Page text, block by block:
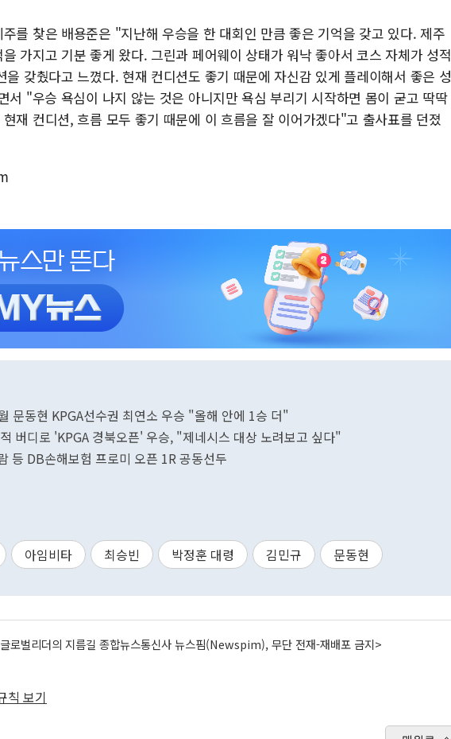
를 찾은 배용준은 "지난해 우승을 한 대회인 만큼 좋은 기억을 갖고 있다. 제주
가지고 기분 좋게 왔다. 그린과 페어웨이 상태가 워낙 좋아서 코스 자체가 성적
을 갖췄다고 느꼈다. 현재 컨디션도 좋기 때문에 자신감 있게 플레이해서 좋은 성
서 "우승 욕심이 나지 않는 것은 아니지만 욕심 부리기 시작하면 몸이 굳고 딱딱
재 컨디션, 흐름 모두 좋기 때문에 이 흐름을 잘 이어가겠다"고 출사표를 던졌
문동현 KPGA선수권 최연소 우승 "올해 안에 1승 더"
버디로 'KPGA 경북오픈' 우승, "제네시스 대상 노려보고 싶다"
등 DB손해보험 프로미 오픈 1R 공동선두
아임비타 최승빈 박정훈 대령 김민규 문동현
로벌리더의 지름길 종합뉴스통신사 뉴스핌(Newspim), 무단 전재-재배포 금지>
칙 보기